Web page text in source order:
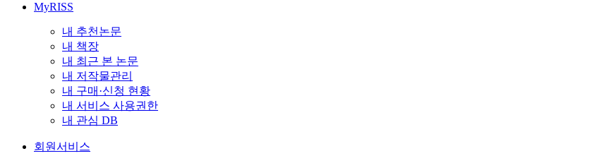
MyRISS
내 추천논문
내 책장
내 최근 본 논문
내 저작물관리
내 구매·신청 현황
내 서비스 사용권한
내 관심 DB
회원서비스